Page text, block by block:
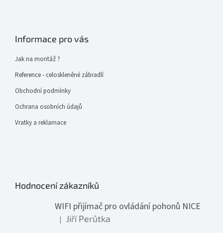
Informace pro vás
Jak na montáž ?
Reference - celoskleněné zábradlí
Obchodní podmínky
Ochrana osobních údajů
Vratky a reklamace
Hodnocení zákazníků
WIFI přijímač pro ovládání pohonů NICE
Hodnocení produktu je 1 z 5 hvězdiček.
| Jiří Perůtka